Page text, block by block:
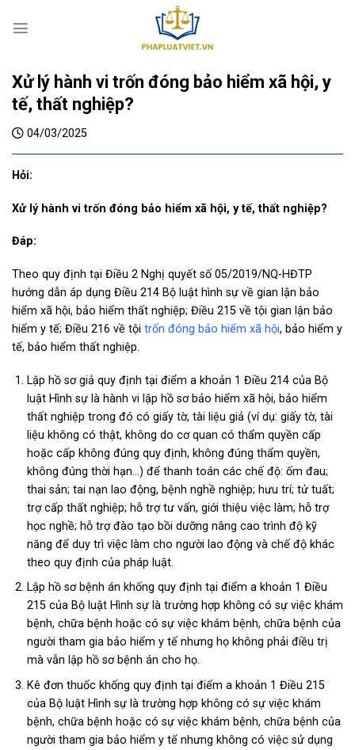
Xử lý hành vi trốn đóng bảo hiểm xã hội, y
tế, thất nghiệp?
04/03/2025
Hỏi:
Xử lý hành vi trốn đóng bảo hiểm xã hội, y tế, thất nghiệp?
Đáp:
Theo quy định tại Điều 2 Nghị quyết số 05/2019/NQ-HĐTP
hướng dẫn áp dụng Điều 214 Bộ luật hình sự về gian lận bảo
hiểm xã hội, bảo hiểm thất nghiệp; Điều 215 về tội gian lận bảo
hiểm y tế; Điều 216 về tội trốn đóng bảo hiểm xã hội, bảo hiểm y
tế, bảo hiểm thất nghiệp.
Lập hồ sơ giả quy định tại điểm a khoản 1 Điều 214 của Bộ
luật Hình sự là hành vi lập hồ sơ bảo hiểm xã hội, bảo hiểm
thất nghiệp trong đó có giấy tờ, tài liệu giả (ví dụ: giấy tờ, tài
liệu không có thật, không do cơ quan có thẩm quyền cấp
hoặc cấp không đúng quy định, không đúng thẩm quyền,
không đúng thời hạn…) để thanh toán các chế độ: ốm đau;
thai sản; tai nạn lao động, bệnh nghề nghiệp; hưu trí; tử tuất;
trợ cấp thất nghiệp; hỗ trợ tư vấn, giới thiệu việc làm; hỗ trợ
học nghề; hỗ trợ đào tạo bồi dưỡng nâng cao trình độ kỹ
năng để duy trì việc làm cho người lao động và chế độ khác
theo quy định của pháp luật.
Lập hồ sơ bệnh án khống quy định tại điểm a khoản 1 Điều
215 của Bộ luật Hình sự là trường hợp không có sự việc khám
bệnh, chữa bệnh hoặc có sự việc khám bệnh, chữa bệnh của
người tham gia bảo hiểm y tế nhưng họ không phải điều trị
mà vẫn lập hồ sơ bệnh án cho họ.
Kê đơn thuốc khống quy định tại điểm a khoản 1 Điều 215
của Bộ luật Hình sự là trường hợp không có sự việc khám
bệnh, chữa bệnh hoặc có sự việc khám bệnh, chữa bệnh của
người tham gia bảo hiểm y tế nhưng không có việc sử dụng